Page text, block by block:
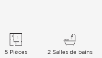
5 Pièces 2 Salles de bains